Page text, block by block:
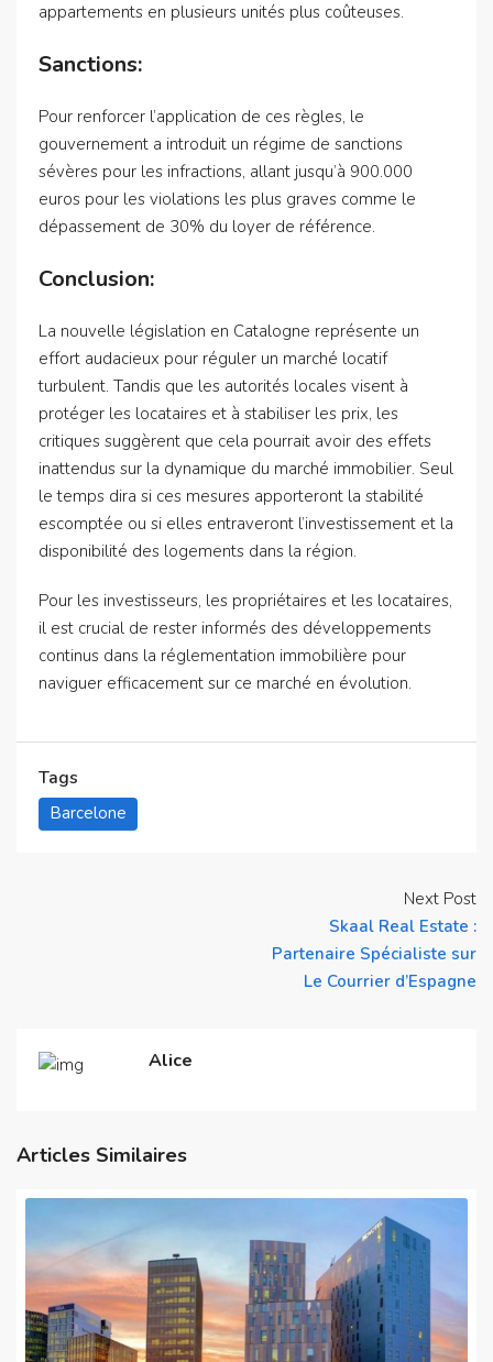
appartements en plusieurs unités plus coûteuses.
Sanctions:
Pour renforcer l’application de ces règles, le
gouvernement a introduit un régime de sanctions
sévères pour les infractions, allant jusqu’à 900.000
euros pour les violations les plus graves comme le
dépassement de 30% du loyer de référence.
Conclusion:
La nouvelle législation en Catalogne représente un
effort audacieux pour réguler un marché locatif
turbulent. Tandis que les autorités locales visent à
protéger les locataires et à stabiliser les prix, les
critiques suggèrent que cela pourrait avoir des effets
inattendus sur la dynamique du marché immobilier. Seul
le temps dira si ces mesures apporteront la stabilité
escomptée ou si elles entraveront l’investissement et la
disponibilité des logements dans la région.
Pour les investisseurs, les propriétaires et les locataires,
il est crucial de rester informés des développements
continus dans la réglementation immobilière pour
naviguer efficacement sur ce marché en évolution.
Tags
Barcelone
Next Post
Skaal Real Estate :
Partenaire Spécialiste sur
Le Courrier d’Espagne
Alice
Articles Similaires